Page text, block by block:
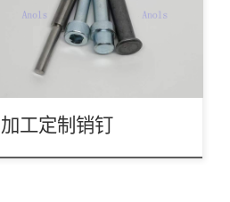
定制型销冷镦/车削
加工定制销钉